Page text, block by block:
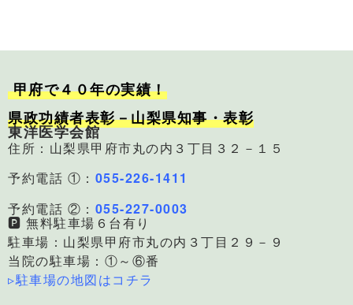
甲府で４０年の実績！
県政功績者表彰－山梨県知事・表彰
東洋医学会館
住所：山梨県甲府市丸の内３丁目３２－１５
予約電話 ①： 055-226-1411
予約電話 ②： 055-227-0003
🅿 無料駐車場６台有り
駐車場：山梨県甲府市丸の内３丁目２９－９
当院の駐車場：①～⑥番
▹駐車場の地図はコチラ